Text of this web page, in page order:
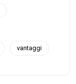
vantaggi